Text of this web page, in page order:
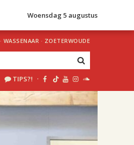
Woensdag 5 augustus
· WASSENAAR · ZOETERWOUDE
TIPS?! ·
Je luistert nu naar
uur 1 van 1